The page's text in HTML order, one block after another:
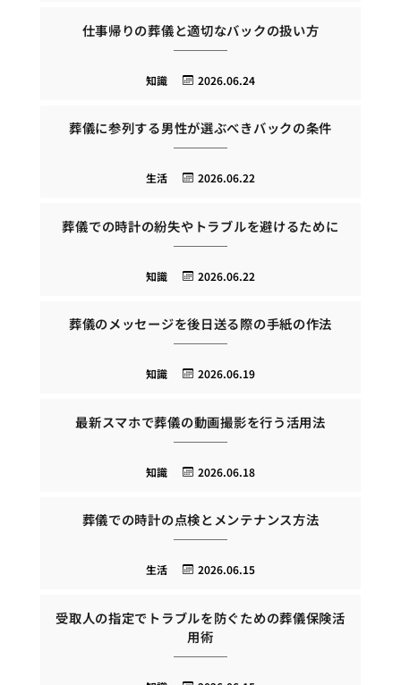
仕事帰りの葬儀と適切なバックの扱い方
2026.06.24
知識
葬儀に参列する男性が選ぶべきバックの条件
2026.06.22
生活
葬儀での時計の紛失やトラブルを避けるために
2026.06.22
知識
葬儀のメッセージを後日送る際の手紙の作法
2026.06.19
知識
最新スマホで葬儀の動画撮影を行う活用法
2026.06.18
知識
葬儀での時計の点検とメンテナンス方法
2026.06.15
生活
受取人の指定でトラブルを防ぐための葬儀保険活
用術